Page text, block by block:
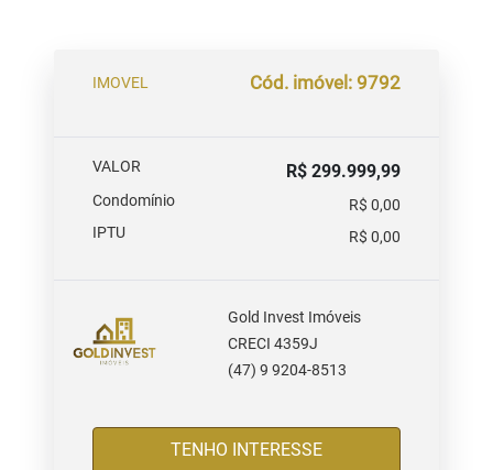
IMOVEL Cód. imóvel: 9792
VALOR R$ 299.999,99
Condomínio
R$ 0,00
IPTU
R$ 0,00
Gold Invest Imóveis
CRECI 4359J
(47) 9 9204-8513
TENHO INTERESSE